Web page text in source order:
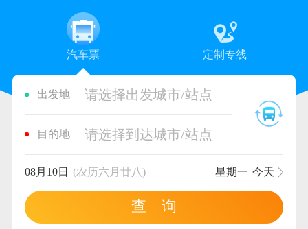
汽车票 定制专线
出发地 请选择出发城市/站点
目的地 请选择到达城市/站点
08月10日 (农历六月廿八) 星期一 今天
查 询